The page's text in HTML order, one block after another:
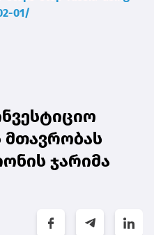
01/
მთავრობას
ჯარიმა